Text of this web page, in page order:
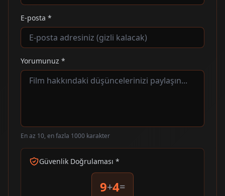
E-posta *
Yorumunuz *
En az 10, en fazla 1000 karakter
Güvenlik Doğrulaması *
9+4=